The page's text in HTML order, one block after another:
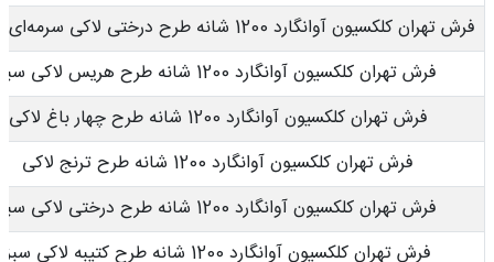
فرش تهران کلکسیون آوانگارد 1200 شانه طرح درختی لاکی سرمه‌ای کاربنی
فرش تهران کلکسیون آوانگارد 1200 شانه طرح هریس لاکی سبز
فرش تهران کلکسیون آوانگارد 1200 شانه طرح چهار باغ لاکی
فرش تهران کلکسیون آوانگارد 1200 شانه طرح ترنج لاکی
فرش تهران کلکسیون آوانگارد 1200 شانه طرح درختی لاکی سبز
فرش تهران کلکسیون آوانگارد 1200 شانه طرح کتیبه لاکی سبز